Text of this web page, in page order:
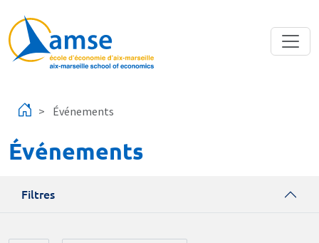
Événements
Événements
Filtres